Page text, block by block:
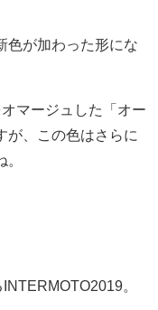
色が加わった形にな
マージュした「オー
が、この色はさらに
。